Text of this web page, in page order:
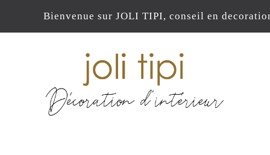
Bienvenue sur JOLI TIPI, conseil en